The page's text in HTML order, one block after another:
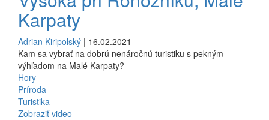
Karpaty
Adrian Kiripolský | 16.02.2021
Kam sa vybrať na dobrú nenáročnú turistiku s pekným
výhľadom na Malé Karpaty?
Hory
Príroda
Turistika
Zobraziť video